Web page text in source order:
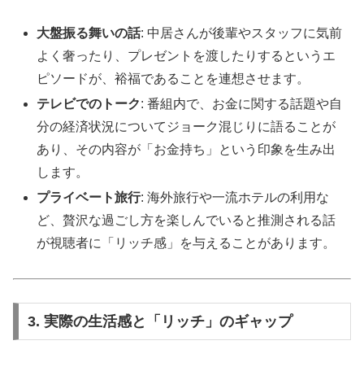
大盤振る舞いの話: 中居さんが後輩やスタッフに気前
よく奢ったり、プレゼントを渡したりするというエ
ピソードが、裕福であることを連想させます。
テレビでのトーク: 番組内で、お金に関する話題や自
分の経済状況についてジョーク混じりに語ることが
あり、その内容が「お金持ち」という印象を生み出
します。
プライベート旅行: 海外旅行や一流ホテルの利用な
ど、贅沢な過ごし方を楽しんでいると推測される話
が視聴者に「リッチ感」を与えることがあります。
3. 実際の生活感と「リッチ」のギャップ